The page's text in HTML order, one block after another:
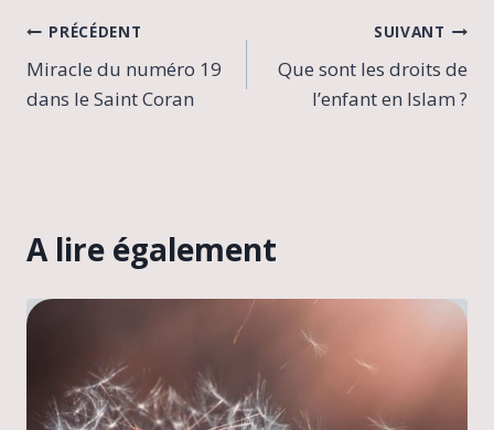
Navigation
de
PRÉCÉDENT
Miracle du numéro 19
dans le Saint Coran
SUIVANT
Que sont les droits de
l’enfant en Islam ?
A lire également